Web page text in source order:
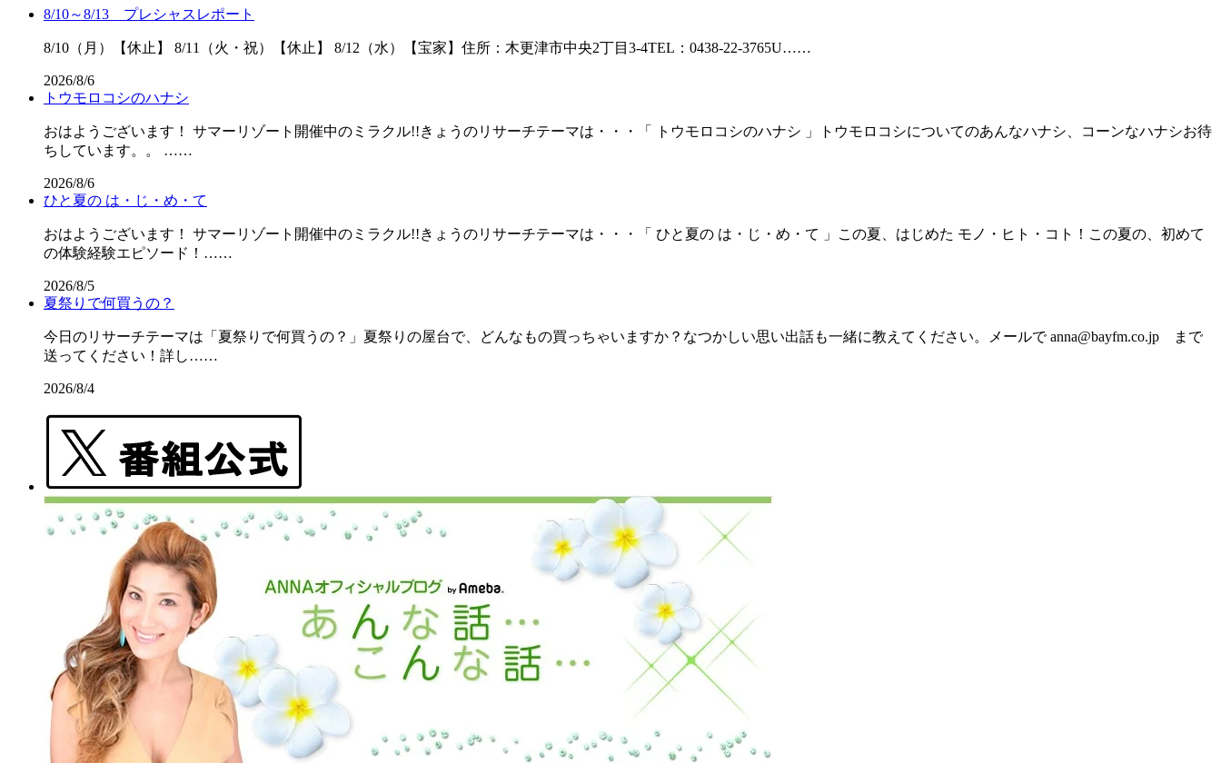
8/10～8/13 プレシャスレポート
8/10（月）【休止】 8/11（火・祝）【休止】 8/12（水）【宝家】住所：木更津市中央2丁目3-4TEL：0438-22-3765U……
2026/8/6
トウモロコシのハナシ
おはようございます！ サマーリゾート開催中のミラクル!!きょうのリサーチテーマは・・・「 トウモロコシのハナシ 」トウモロコシについてのあんなハナシ、コーンなハナシお待
ちしています。。 ……
2026/8/6
ひと夏の は・じ・め・て
おはようございます！ サマーリゾート開催中のミラクル!!きょうのリサーチテーマは・・・「 ひと夏の は・じ・め・て 」この夏、はじめた モノ・ヒト・コト！この夏の、初めて
の体験経験エピソード！……
2026/8/5
夏祭りで何買うの？
今日のリサーチテーマは「夏祭りで何買うの？」夏祭りの屋台で、どんなもの買っちゃいますか？なつかしい思い出話も一緒に教えてください。メールで anna@bayfm.co.jp まで
送ってください！詳し……
2026/8/4